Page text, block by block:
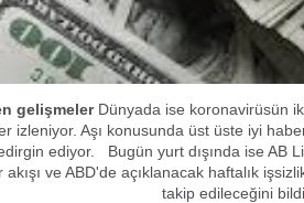
gelişmelerDünyada ise koronavirüsün
izleniyor. Aşı konusunda üst üste iyi
ediyor. Bugün yurt dışında ise AB
ve ABD'de açıklanacak haftalık
takip edileceğini